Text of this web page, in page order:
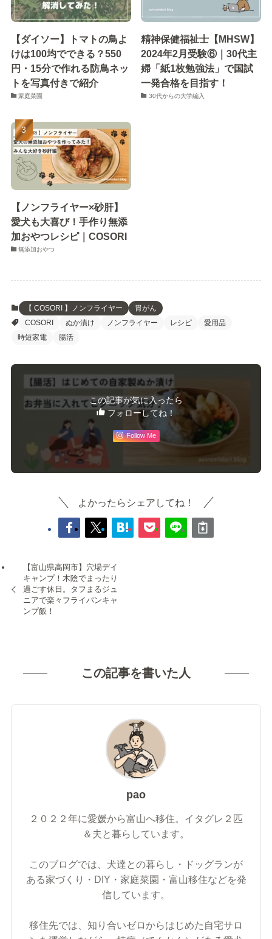
【ダイソー】トマトの鳥よ
けは100均でできる？550
円・15分で作れる防鳥ネッ
トを写真付きで紹介
家庭菜園
精神保健福祉士【MHSW】
2024年2月受験⑥｜30代主
婦「紙1枚勉強法」で国試
一発合格を目指す！
30代からの大学編入
【ノンフライヤー×砂肝】
愛犬も大喜び！手作り無添
加おやつレシピ｜COSORI
無添加おやつ
【 COSORI 】ノンフライヤー
胃がん
COSORI
ぬか漬け ノンフライヤー レシピ
愛用品
時短家電
腸活
この記事が気に入ったら
フォローしてね！
Follow Me
よかったらシェアしてね！
【富山県高岡市】穴場デイ
キャンプ！木陰でまったり
過ごす休日。タフまるジュ
ニアで楽々フライパンキャ
ンプ飯！
この記事を書いた人
pao
２０２２年に愛媛から富山へ移住。イタグレ２匹
＆夫と暮らしています。
このブログでは、犬達との暮らし・ドッグランが
ある家づくり・DIY・家庭菜園・富山移住などを発
信しています。
移住先では、知り合いゼロからはじめた自宅サロ